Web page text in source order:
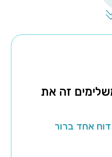
זה את
אחד ברור